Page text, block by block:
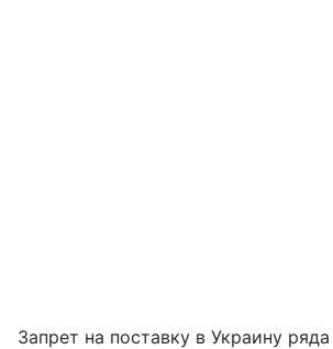
Запрет на поставку в Украину